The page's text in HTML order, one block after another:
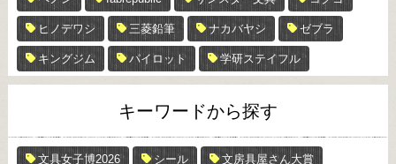
ヒノデワシ 三菱鉛筆 ナカバヤシ ゼブラ
キングジム パイロット 学研ステイフル
キーワードから探す
文具女子博2026 シール 文房具屋さん大賞